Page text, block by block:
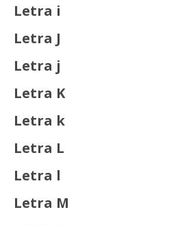
Letra i
Letra J
Letra j
Letra K
Letra k
Letra L
Letra l
Letra M